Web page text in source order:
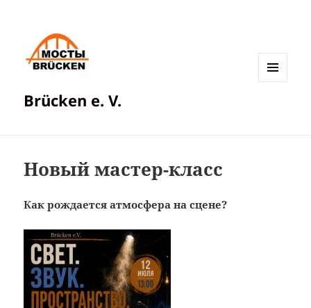
Brücken e. V.
Новый мастер-класс
Как рождается атмосфера на сцене?